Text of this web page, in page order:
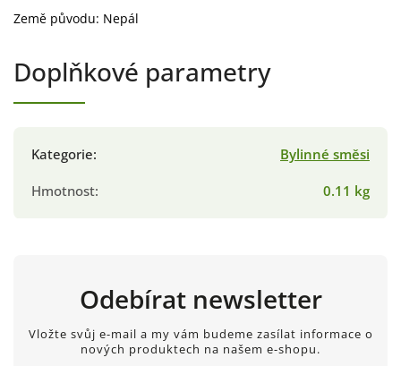
Země původu: Nepál
Doplňkové parametry
Kategorie:
Bylinné směsi
Hmotnost: 0.11 kg
Odebírat newsletter
Vložte svůj e-mail a my vám budeme zasílat informace o
nových produktech na našem e-shopu.